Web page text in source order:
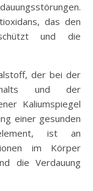
das den
und die
der bei der
und der
Kaliumspiegel
einer gesunden
ist an
im Körper
die Verdauung